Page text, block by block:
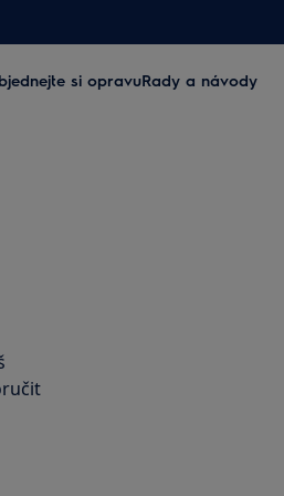
si opravuRady a návody